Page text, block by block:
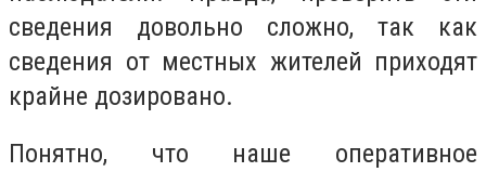
сведения довольно сложно, так как
сведения от местных жителей приходят
крайне дозировано.
Понятно, что наше оперативное